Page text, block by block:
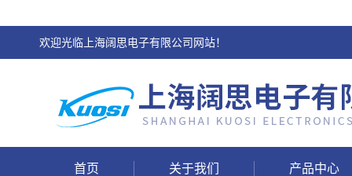
欢迎光临上海阔思电子有限公司网站！
首页 关于我们 产品中心